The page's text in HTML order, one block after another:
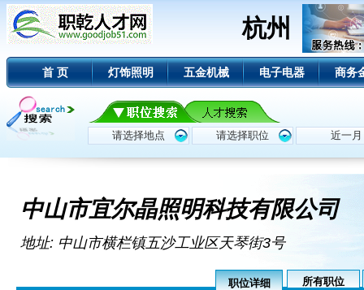
杭州
首 页 灯饰照明 五金机械 电子电器 商务
中山市宜尔晶照明科技有限公司
地址: 中山市横栏镇五沙工业区天琴街3号
职位详细 所有职位